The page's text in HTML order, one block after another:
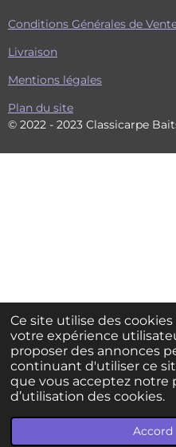
Ce site utilise des cookies
votre expérience
proposer des annonces
continuant d'utiliser ce
que vous acceptez notre
d’utilisation des cookies.
Accord
Conditions Générales de
Livraison
Mentions légales
Plan du site
© 2022 - 2023 Classicarpe